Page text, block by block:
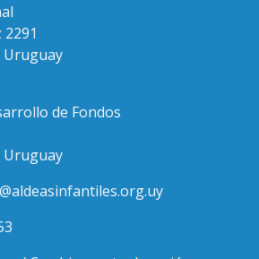
Uruguay
de Fondos
Uruguay